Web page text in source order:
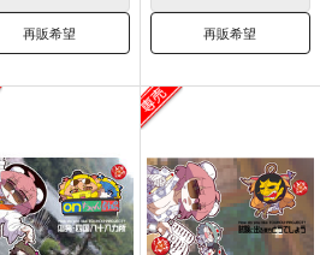
再販希望 再販希望